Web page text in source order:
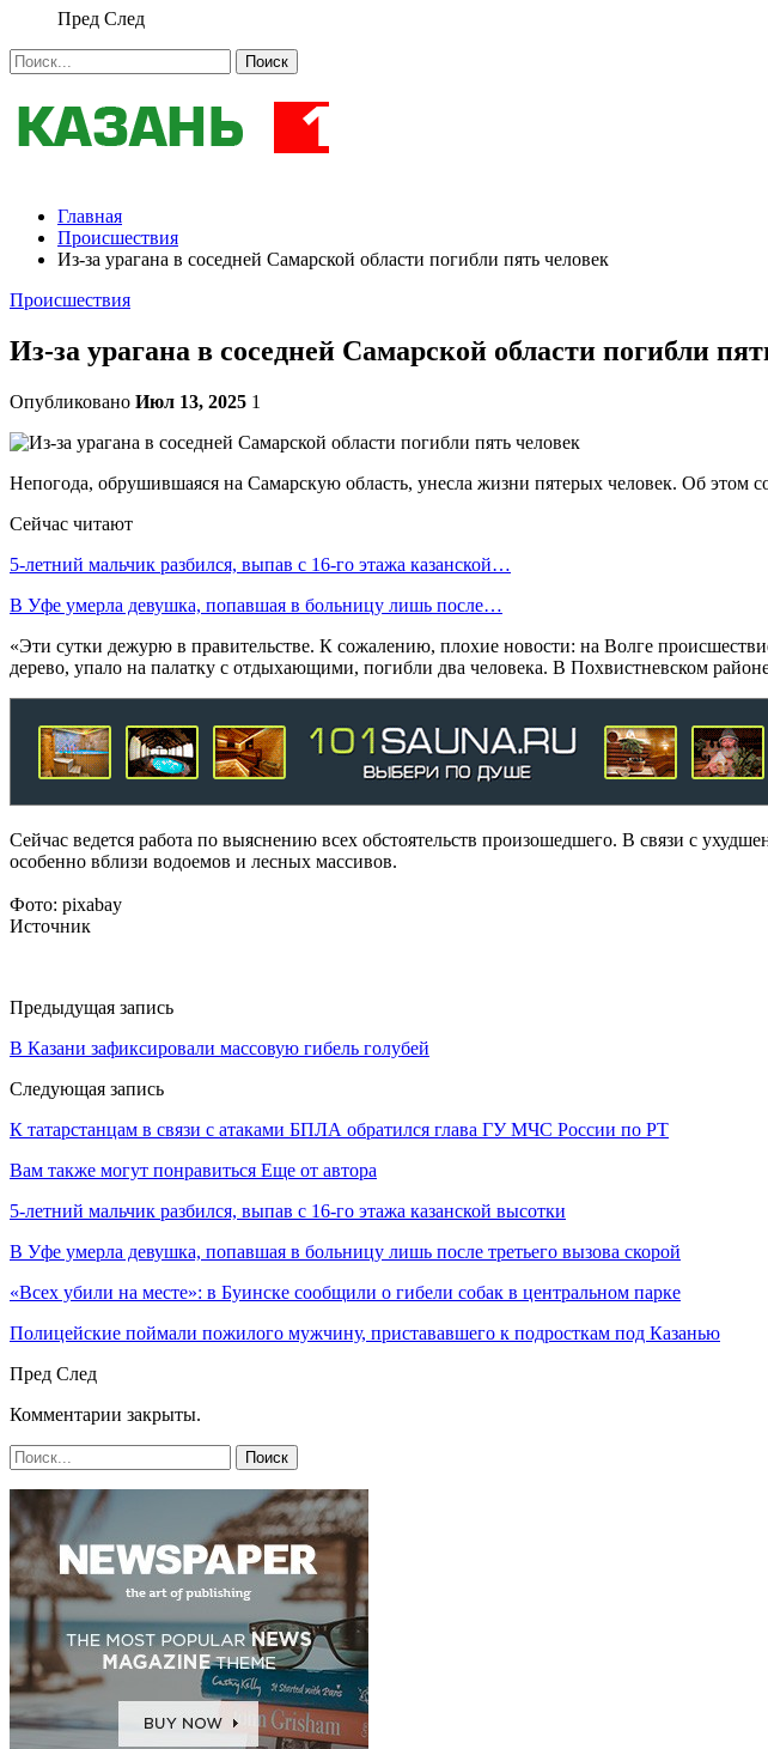
Пред След
Главная
Происшествия
Из-за урагана в соседней Самарской области погибли пять человек
Происшествия
Из-за урагана в соседней Самарской области погибли
Опубликовано Июл 13, 2025 1
Непогода, обрушившаяся на Самарскую область, унесла жизни пятерых человек. Об этом
Сейчас читают
5-летний мальчик разбился, выпав с 16-го этажа казанской…
В Уфе умерла девушка, попавшая в больницу лишь после…
«Эти сутки дежурю в правительстве. К сожалению, плохие новости: на Волге
дерево, упало на палатку с отдыхающими, погибли два человека. В Похвистневском
Сейчас ведется работа по выяснению всех обстоятельств произошедшего. В связи с
особенно вблизи водоемов и лесных массивов.
Фото: pixabay
Источник
Предыдущая запись
В Казани зафиксировали массовую гибель голубей
Следующая запись
К татарстанцам в связи с атаками БПЛА обратился глава ГУ МЧС России по РТ
Вам также могут понравиться Еще от автора
5-летний мальчик разбился, выпав с 16-го этажа казанской высотки
В Уфе умерла девушка, попавшая в больницу лишь после третьего вызова скорой
«Всех убили на месте»: в Буинске сообщили о гибели собак в центральном парке
Полицейские поймали пожилого мужчину, пристававшего к подросткам под Казанью
Пред След
Комментарии закрыты.